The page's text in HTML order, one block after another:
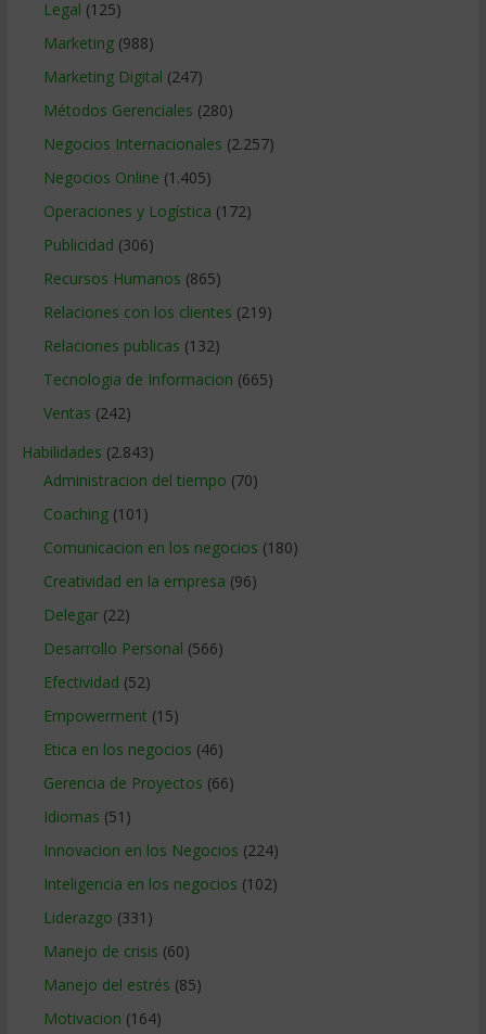
Legal (125)
Marketing(988)
Marketing Digital (247)
Métodos Gerenciales (280)
Negocios Internacionales (2.257)
Negocios Online (1.405)
Operaciones y Logística (172)
Publicidad (306)
Recursos Humanos (865)
Relaciones con los clientes (219)
Relaciones publicas (132)
Tecnologia de Informacion (665)
Ventas (242)
Habilidades (2.843)
Administracion del tiempo (70)
Coaching(101)
Comunicacion en los negocios (180)
Creatividad en la empresa (96)
Delegar(22)
Desarrollo Personal (566)
Efectividad (52)
Empowerment (15)
Etica en los negocios (46)
Gerencia de Proyectos (66)
Idiomas (51)
Innovacion en los Negocios (224)
Inteligencia en los negocios (102)
Liderazgo (331)
Manejo de crisis (60)
Manejo del estrés (85)
Motivacion (164)